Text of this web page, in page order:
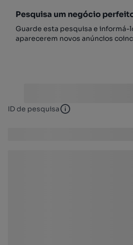
Pesquisa um negócio
Guarde esta pesquisa e
aparecerem novos anúncios
ID de pesquisa ID de pesquisa